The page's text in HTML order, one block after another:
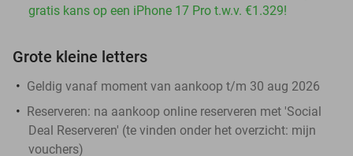
gratis kans op een iPhone 17 Pro t.w.v. €1.329!
Grote kleine letters
Geldig vanaf moment van aankoop t/m 30 aug 2026
Reserveren: na aankoop online reserveren met 'Social
Deal Reserveren' (te vinden onder het overzicht: mijn
vouchers)